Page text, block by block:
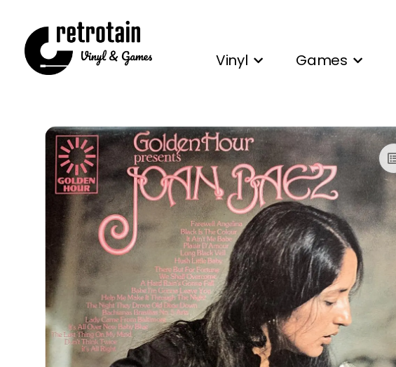
Vinyl Games